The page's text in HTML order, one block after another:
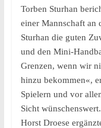
Torben Sturhan
einer Mannschaft an
Sturhan die guten
und den Mini-
Grenzen, wenn wir
hinzu bekommen«,
Spielern und vor
Sicht wünschenswert.
Horst Droese